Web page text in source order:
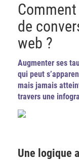
de
web ?
Augmenter ses
qui peut
mais jamais
travers une
Une logique